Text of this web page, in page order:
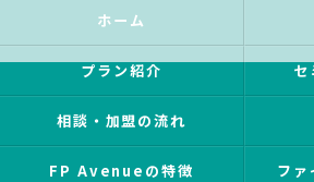
ホーム
プラン紹介 セ
相談・加盟の流れ
FP Avenueの特徴 ファ